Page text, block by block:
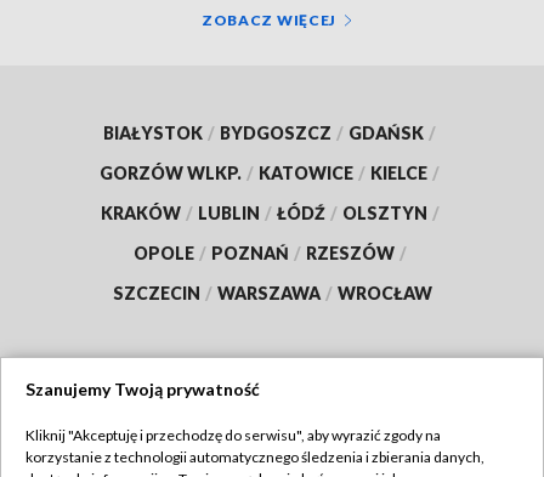
ZOBACZ WIĘCEJ
BIAŁYSTOK / BYDGOSZCZ / GDAŃSK /
GORZÓW WLKP. / KATOWICE / KIELCE /
KRAKÓW / LUBLIN / ŁÓDŹ / OLSZTYN /
OPOLE / POZNAŃ / RZESZÓW /
SZCZECIN / WARSZAWA / WROCŁAW
TVP
Szanujemy Twoją prywatność
Kliknij "Akceptuję i przechodzę do serwisu", aby wyrazić zgody na
korzystanie z technologii automatycznego śledzenia i zbierania danych,